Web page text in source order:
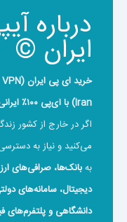
درباره آیپی
ایران ©
خرید ای پی ایران (VPN
|
اگر در خارج از کشور زندگی
می‌کنید و نیاز به دسترسی
بانک‌ها، صرافی‌های ارز
دیجیتال، سامانه‌های دولتی،
دانشگاهی و پلتفرم‌های فیلم و